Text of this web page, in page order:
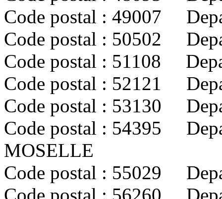
Code postal : 49007
Code postal : 50502
Code postal : 51108
Code postal : 52121
Code postal : 53130
Code postal : 54395
MOSELLE
Code postal : 55029
Code postal : 56260